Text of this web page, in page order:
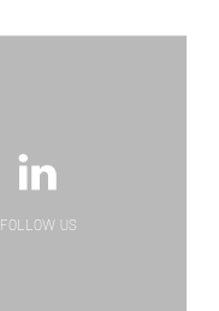
FOLLOW US